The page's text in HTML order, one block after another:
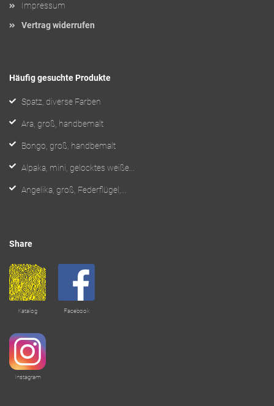
Impressum
Vertrag widerrufen
Häufig gesuchte Produkte
Spatz, diverse Farben
Ara, groß, handbemalt
Bongo, groß, handbemalt
Alpaka, mini, gelocktes weiße...
Angelika, groß, Federflügel,...
Share
Katalog Facebook
Instagram